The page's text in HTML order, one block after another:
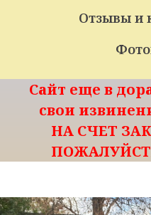
Отзывы и
Сайт еще в
свои
НА СЧЕТ
ПОЖАЛУЙСТА